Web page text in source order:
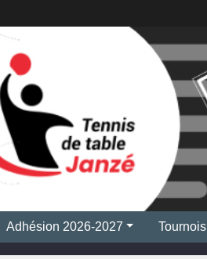
Adhésion 2026-2027 Tournois